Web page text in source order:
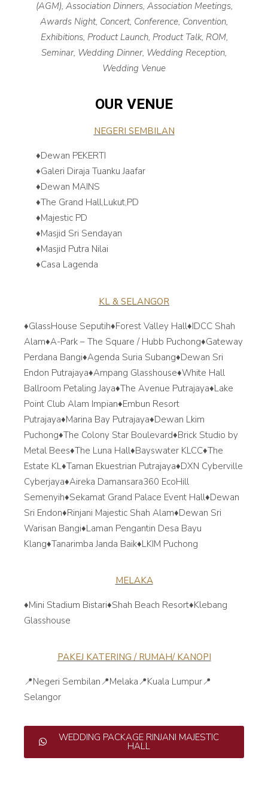
(AGM), Association Dinners, Association Meetings,
Awards Night, Concert, Conference, Convention,
Exhibitions, Product Launch, Product Talk, ROM,
Seminar, Wedding Dinner, Wedding Reception,
Wedding Venue
OUR VENUE
NEGERI SEMBILAN
♦️Dewan PEKERTI
♦️Galeri Diraja Tuanku Jaafar
♦️Dewan MAINS
♦️The Grand Hall,Lukut,PD
♦️Majestic PD
♦️Masjid Sri Sendayan
♦️Masjid Putra Nilai
♦️Casa Lagenda
KL & SELANGOR
♦️GlassHouse Seputih♦️Forest Valley Hall♦️IDCC Shah
Alam♦️A-Park – The Square / Hubb Puchong♦️Gateway
Perdana Bangi♦️Agenda Suria Subang♦️Dewan Sri
Endon Putrajaya♦️Ampang Glasshouse♦️White Hall
Ballroom Petaling Jaya♦️The Avenue Putrajaya♦️Lake
Point Club Alam Impian♦️Embun Resort
Putrajaya♦️Marina Bay Putrajaya♦️Dewan Lkim
Puchong♦️The Colony Star Boulevard♦️Brick Studio by
Metal Bees♦️The Luna Hall♦️Bayswater KLCC♦️The
Estate KL♦️Taman Ekuestrian Putrajaya♦️DXN Cyberville
Cyberjaya♦️Aireka Damansara360 EcoHill
Semenyih♦️Sekamat Grand Palace Event Hall♦️Dewan
Sri Endon♦️Rinjani Majestic Shah Alam♦️Dewan Sri
Warisan Bangi♦️Laman Pengantin Desa Bayu
Klang♦️Tanarimba Janda Baik♦️LKIM Puchong
MELAKA
♦️Mini Stadium Bistari♦️Shah Beach Resort♦️Klebang
Glasshouse
PAKEJ KATERING / RUMAH/ KANOPI
📍Negeri Sembilan📍Melaka📍Kuala Lumpur📍
Selangor
WEDDING PACKAGE RINJANI MAJESTIC
HALL